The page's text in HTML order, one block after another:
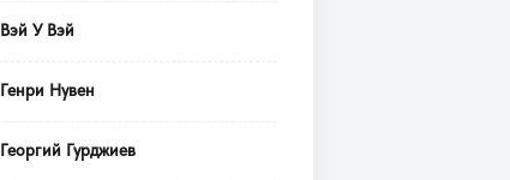
Вэй У Вэй
Генри Нувен
Георгий Гурджиев